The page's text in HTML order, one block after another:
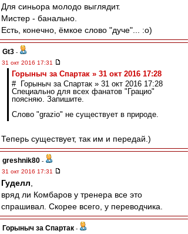
Для синьора молодо выглядит.
Мистер - банально.
Есть, конечно, ёмкое слово "дуче"... :о)
Gt3 -
31 окт 2016 17:31
Горыныч за Спартак » 31 окт 2016 17:28
# Горыныч за Спартак » 31 окт 2016 17:28
Специально для всех фанатов "Грацио"
поясняю. Запишите.
Слово "grazio" не существует в природе.
Теперь существует, так им и передай.)
greshnik80 -
31 окт 2016 17:31
Гуделл
вряд ли Комбаров у тренера все это
спрашивал. Скорее всего, у переводчика.
Горыныч за Спартак -